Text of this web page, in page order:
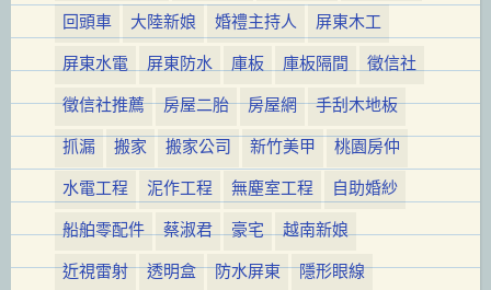
回頭車
大陸新娘 婚禮主持人
屏東木工
屏東水電
屏東防水 庫板 庫板隔間
徵信社
徵信社推薦
房屋二胎 房屋網
手刮木地板
抓漏
搬家 搬家公司 新竹美甲
桃園房仲
水電工程
泥作工程 無塵室工程
自助婚紗
船舶零配件
蔡淑君 豪宅
越南新娘
近視雷射
透明盒 防水屏東
隱形眼線